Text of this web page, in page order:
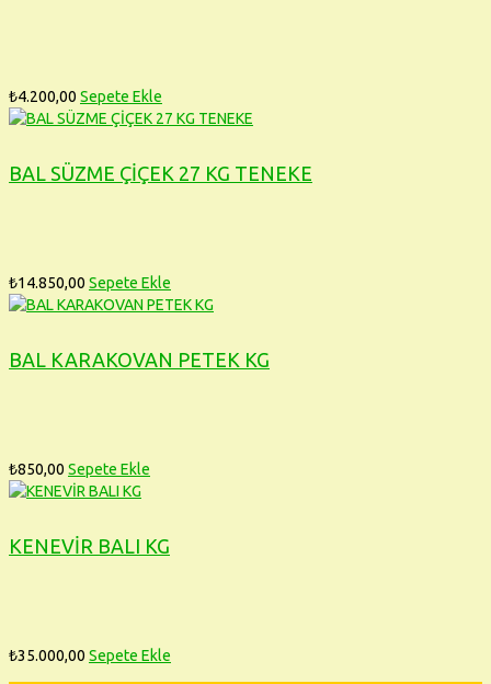
₺4.200,00 Sepete Ekle
BAL SÜZME ÇİÇEK 27 KG TENEKE
₺14.850,00 Sepete Ekle
BAL KARAKOVAN PETEK KG
₺850,00 Sepete Ekle
KENEVİR BALI KG
₺35.000,00 Sepete Ekle